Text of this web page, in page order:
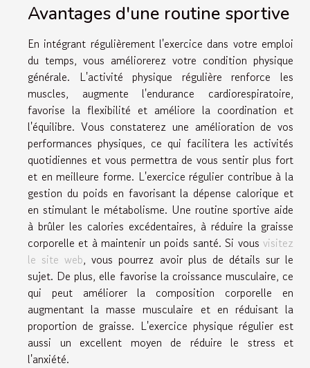
Avantages d'une routine sportive
En intégrant régulièrement l'exercice dans votre emploi
du temps, vous améliorerez votre condition physique
générale. L'activité physique régulière renforce les
muscles, augmente l'endurance cardiorespiratoire,
favorise la flexibilité et améliore la coordination et
l'équilibre. Vous constaterez une amélioration de vos
performances physiques, ce qui facilitera les activités
quotidiennes et vous permettra de vous sentir plus fort
et en meilleure forme. L'exercice régulier contribue à la
gestion du poids en favorisant la dépense calorique et
en stimulant le métabolisme. Une routine sportive aide
à brûler les calories excédentaires, à réduire la graisse
corporelle et à maintenir un poids santé. Si vous visitez
le site web, vous pourrez avoir plus de détails sur le
sujet. De plus, elle favorise la croissance musculaire, ce
qui peut améliorer la composition corporelle en
augmentant la masse musculaire et en réduisant la
proportion de graisse. L'exercice physique régulier est
aussi un excellent moyen de réduire le stress et
l'anxiété.